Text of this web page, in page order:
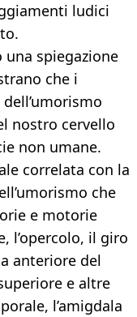
ludici
una spiegazione
che i
nostro cervello
non umane.
correlata con la
che
e motorie
l’opercolo, il giro
anteriore del
e altre
l’amigdala